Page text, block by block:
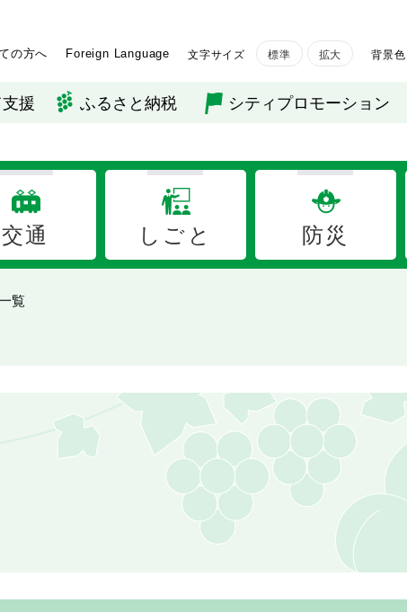
の方へ Foreign Language 文字サイズ 標準 拡大 背景色
援 ふるさと納税 シティプロモーション
交通 しごと 防災
覧